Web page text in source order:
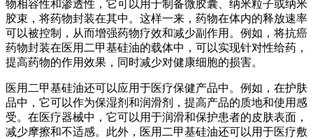
物相容性和渗透性，它可以用于制备微胶囊、纳米粒子或纳米
胶束，将药物封装在其中。这样一来，药物在体内的释放速率
可以被控制，从而增强药物疗效和减少副作用。例如，将抗癌
药物封装在医用二甲基硅油的载体中，可以实现针对性给药，
提高药物的作用效果，同时减少对健康细胞的损害。
医用二甲基硅油还可以应用于医疗保健产品中。例如，在护肤
品中，它可以作为保湿剂和润滑剂，提高产品的质地和使用感
受。在医疗器械中，它可以用于润滑和保护患者的皮肤表面，
减少摩擦和不适感。此外，医用二甲基硅油还可以用于医疗敷